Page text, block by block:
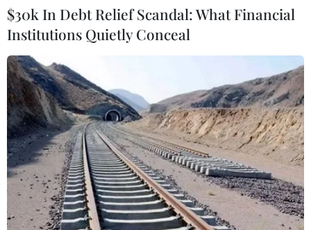
$30k In Debt Relief Scandal: What Financial
Institutions Quietly Conceal